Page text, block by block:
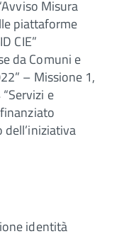
Misura
piattaforme
CIE”
da Comuni e
– Missione 1,
e
dell’iniziativa
identità